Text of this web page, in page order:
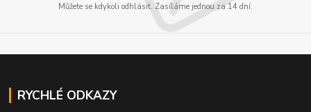
Můžete se kdykoli odhlásit. Zasíláme jednou za 14 dní.
RYCHLÉ ODKAZY